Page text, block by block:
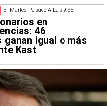
El Martes Pasado A Las 9:55
en
46
ganan igual o más
Kast